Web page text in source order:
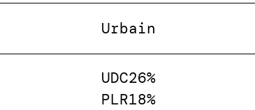
Urbain
UDC26%
PLR18%